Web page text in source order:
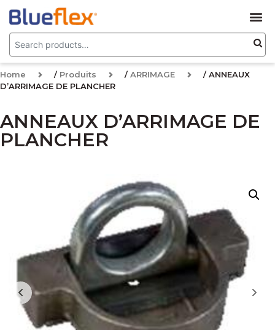
Home / Produits /ARRIMAGE
/ ANNEAUX
D’ARRIMAGE DE PLANCHER
ANNEAUX D’ARRIMAGE DE
PLANCHER